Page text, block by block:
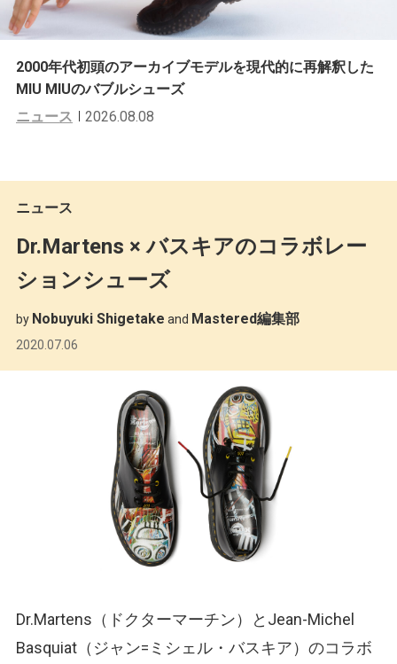
2000年代初頭のアーカイブモデルを現代的に再解釈した
MIU MIUのバブルシューズ
ニュース
2026.08.08
ニュース
Dr.Martens × バスキアのコラボレー
ションシューズ
by Nobuyuki Shigetake and Mastered編集部
2020.07.06
Dr.Martens（ドクターマーチン）とJean-Michel
Basquiat（ジャン=ミシェル・バスキア）のコラボ